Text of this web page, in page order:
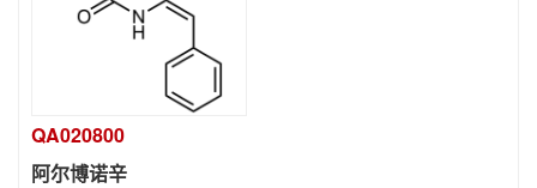
QA020800
阿尔博诺辛